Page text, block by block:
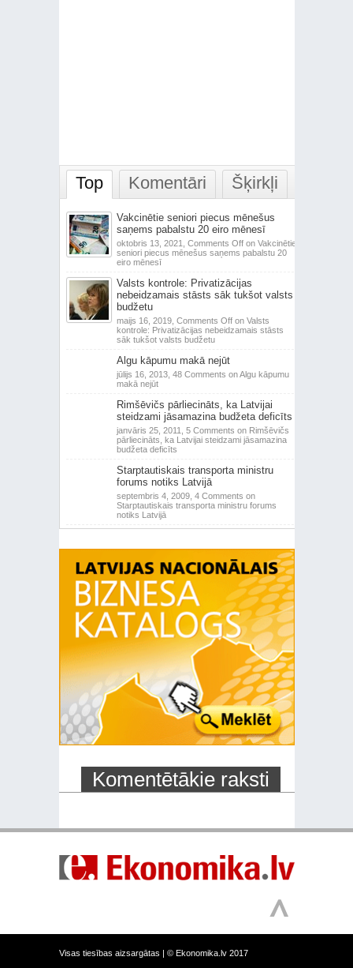
Top Komentāri Šķirkļi
Vakcinētie seniori piecus mēnešus
saņems pabalstu 20 eiro mēnesī
oktobris 13, 2021, Comments Offon Vakcinētie
seniori piecus mēnešus saņems pabalstu 20
eiro mēnesī
Valsts kontrole: Privatizācijas
nebeidzamais stāsts sāk tukšot valsts
budžetu
maijs 16, 2019, Comments Offon Valsts
kontrole: Privatizācijas nebeidzamais stāsts
sāk tukšot valsts budžetu
Algu kāpumu makā nejūt
jūlijs 16, 2013, 48 Comments on Algu kāpumu
makā nejūt
Rimšēvičs pārliecināts, ka Latvijai
steidzami jāsamazina budžeta deficīts
janvāris 25, 2011, 5 Comments on Rimšēvičs
pārliecināts, ka Latvijai steidzami jāsamazina
budžeta deficīts
Starptautiskais transporta ministru
forums notiks Latvijā
septembris 4, 2009, 4 Comments on
Starptautiskais transporta ministru forums
notiks Latvijā
Komentētākie raksti
Visas tiesības aizsargātas | © Ekonomika.lv 2017